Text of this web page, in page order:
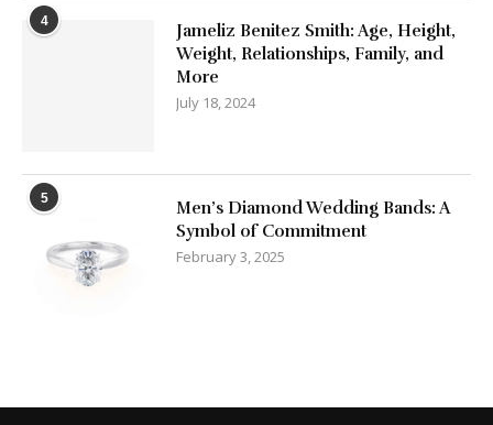
4
Jameliz Benitez Smith: Age, Height,
Weight, Relationships, Family, and
More
July 18, 2024
5
Men’s Diamond Wedding Bands: A
Symbol of Commitment
February 3, 2025